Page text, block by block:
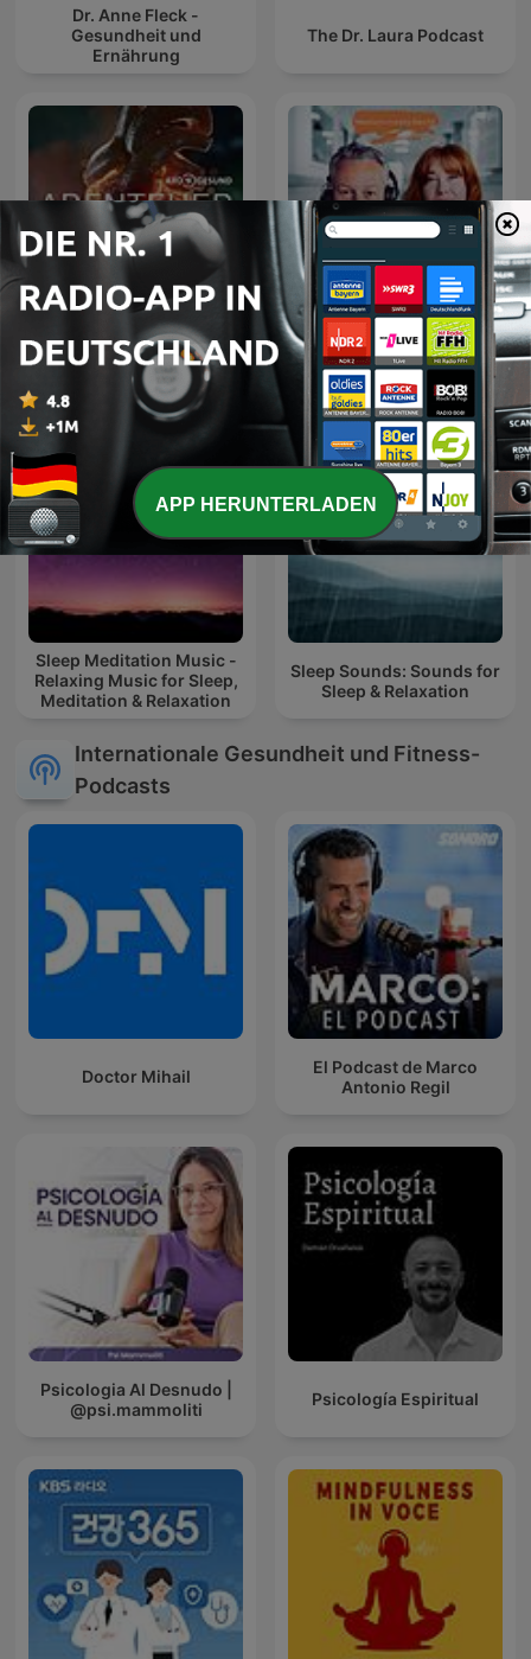
Dr. Anne Fleck -
Gesundheit und
Ernährung
The Dr. Laura Podcast
Abenteuer Diagnose - der
Medizin-Krimi-Podcast
Tatort Krankenhaus -
Wenn Ärzte Fehler
machen...
Sleep Meditation Music -
Relaxing Music for Sleep,
Meditation & Relaxation
Sleep Sounds: Sounds for
Sleep & Relaxation
Internationale Gesundheit und Fitness-
Podcasts
Doctor Mihail
El Podcast de Marco
Antonio Regil
Psicologia Al Desnudo |
@psi.mammoliti
Psicología Espiritual
APP HERUNTERLADEN